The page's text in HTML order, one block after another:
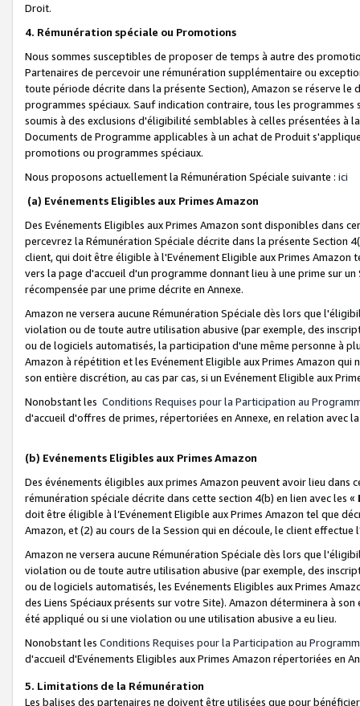
Droit.
4. Rémunération spéciale ou Promotions
Nous sommes susceptibles de proposer de temps à autre des
Partenaires de percevoir une rémunération supplémentaire ou
toute période décrite dans la présente Section), Amazon se réserve
programmes spéciaux. Sauf indication contraire, tous les
soumis à des exclusions d'éligibilité semblables à celles présentées à
Documents de Programme applicables à un achat de Produit
promotions ou programmes spéciaux.
Nous proposons actuellement la Rémunération Spéciale suivante : ici
(a) Evénements Eligibles aux Primes Amazon
Des Evénements Eligibles aux Primes Amazon sont disponibles dans
percevrez la Rémunération Spéciale décrite dans la présente Section
client, qui doit être éligible à l'Evénement Eligible aux Primes Amazon
vers la page d'accueil d'un programme donnant lieu à une prime sur
récompensée par une prime décrite en Annexe.
Amazon ne versera aucune Rémunération Spéciale dès lors que
violation ou de toute autre utilisation abusive (par exemple, des
ou de logiciels automatisés, la participation d'une même personne à
Amazon à répétition et les Evénement Eligible aux Primes Amazon qui
son entière discrétion, au cas par cas, si un Evénement Eligible aux
Nonobstant les Conditions Requises pour la Participation au
d'accueil d'offres de primes, répertoriées en Annexe, en relation avec
(b) Evénements Eligibles aux Primes Amazon
Des événements éligibles aux primes Amazon peuvent avoir lieu dans
rémunération spéciale décrite dans cette section 4(b) en lien avec les «
doit être éligible à l’Evénement Eligible aux Primes Amazon tel que
Amazon, et (2) au cours de la Session qui en découle, le client
Amazon ne versera aucune Rémunération Spéciale dès lors que
violation ou de toute autre utilisation abusive (par exemple, des
ou de logiciels automatisés, les Evénements Eligibles aux Primes
des Liens Spéciaux présents sur votre Site). Amazon déterminera à
été appliqué ou si une violation ou une utilisation abusive a eu lieu.
Nonobstant les Conditions Requises pour la Participation au
d'accueil d'Evénements Eligibles aux Primes Amazon répertoriées en
5. Limitations de la Rémunération
Les balises des partenaires ne doivent être utilisées que pour